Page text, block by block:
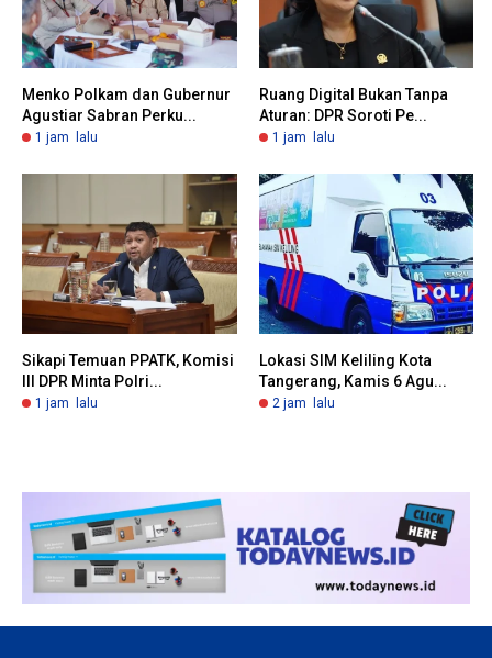
Menko Polkam dan Gubernur
Agustiar Sabran Perku...
1 jam lalu
Ruang Digital Bukan Tanpa
Aturan: DPR Soroti Pe...
1 jam lalu
Sikapi Temuan PPATK, Komisi
III DPR Minta Polri...
1 jam lalu
Lokasi SIM Keliling Kota
Tangerang, Kamis 6 Agu...
2 jam lalu